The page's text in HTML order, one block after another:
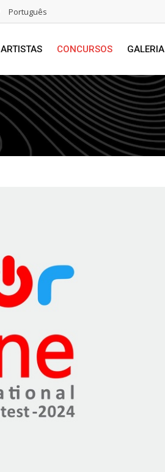
Português
ARTISTAS CONCURSOS GALERIA